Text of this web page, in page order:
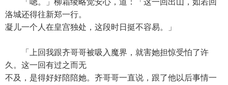
「嗯。」柳霜绫略觉安心，道：「这一回出山，如若回
洛城还得往新郑一行。
凝儿一个人在皇宫独处，这段时日挺不容易。」
「上回我跟齐哥哥被吸入魔界，就害她担惊受怕了许
久。这一回有过之而无
不及，是得好好陪陪她。齐哥哥一直说，跟了他以后事情一